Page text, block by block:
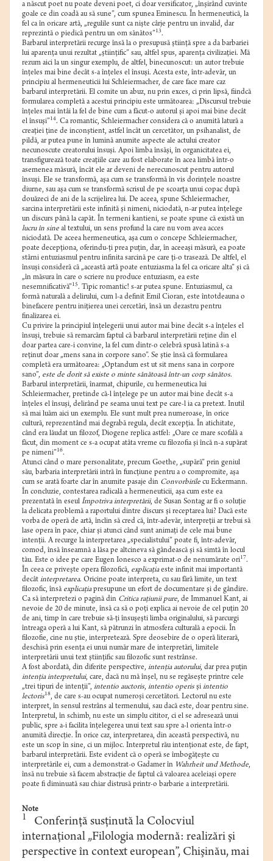
a născut poet nu poate deveni poet, ci doar versificator, „înşirând cuvinte
goale ce din coadă au să sune”, cum spunea Eminescu. În hermeneutică, la
fel ca în oricare artă, „regulile sunt ca nişte cârje pentru un invalid, dar
reprezintă o piedică pentru un om sănătos” 13.
Barbarul interpretării recurge însă la o presupusă ştiinţă spre a da barbariei
lui aparenţa unui rezultat „ştiinţific” sau, altfel spus, aparenţa civilizaţiei. Mă
rezum aici la un singur exemplu, de altfel, binecunoscut: un autor trebuie
înţeles mai bine decât s-a înţeles el însuşi. Acesta este, într-adevăr, un
principiu al hermeneuticii lui Schleiermacher, de care face mare caz
barbarul interpretării. El comite un abuz, nu prin exces, ci prin lipsă, fiindcă
formularea completă a acestui principiu este următoarea: „Discursul trebuie
înţeles mai întâi la fel de bine cum a făcut-o autorul şi apoi mai bine decât
el însuşi” 14. Ca romantic, Schleiermacher considera că o anumită latură a
creaţiei ţine de inconştient, astfel încât un cercetător, un psihanalist, de
pildă, ar putea pune în lumină anumite aspecte ale actului creator
necunoscute creatorului însuşi. Apoi limba însăşi, în organicitatea ei,
transfigurează toate creaţiile care au fost elaborate în acea limbă într-o
asemenea măsură, încât ele ar deveni de nerecunoscut pentru autorul
însuşi. Ele se transformă, aşa cum se transformă în vis dorinţele noastre
diurne, sau aşa cum se transformă scrisul de pe scoarţa unui copac după
douăzeci de ani de la scrijelirea lui. De aceea, spune Schleiermacher,
sarcina interpretării este infinită şi nimeni, niciodată, n-ar putea înţelege
un discurs până la capăt. În termeni kantieni, se poate spune că există un
lucru în sine al textului, un sens profund la care nu vom avea acces
niciodată. De aceea hermeneutica, aşa cum o concepe Schleiermacher,
poate decepţiona, oferindu-ţi prea puţin, dar, în aceeaşi măsură, ea poate
stârni entuziasmul pentru infinita sarcină pe care ţi-o trasează. De altfel, el
însuşi consideră că „această artă poate entuziasma la fel ca oricare alta” şi că
„în măsura în care o scriere nu produce entuziasm, ea este
nesemnificativă” 15. Tipic romantic! s-ar putea spune. Entuziasmul, ca
formă naturală a delirului, cum l-a definit Emil Cioran, este întotdeauna o
binefacere pentru iniţierea unei cercetări, însă un dezastru pentru
finalizarea ei.
Cu privire la principiul înţelegerii unui autor mai bine decât s-a înţeles el
însuşi, trebuie să remarcăm faptul că barbarul interpretării reţine din el
doar partea care-i convine, la fel cum dintr-o celebră spusă latină s-a
reţinut doar „mens sana in corpore sano”. Se ştie însă că formularea
completă era următoarea: „Optandum est ut sit mens sana in corpore
sano”, este de dorit să existe o minte sănătoasă într-un corp sănătos.
Barbarul interpretării, înarmat, chipurile, cu hermeneutica lui
Schleiermacher, pretinde că-l înţelege pe un autor mai bine decât s-a
înţeles el însuşi, delirând pe seama unui text pe care-l ia ca pretext. Inutil
să mai luăm aici un exemplu. Ele sunt mult prea numeroase, în orice
cultură, reprezentând mai degrabă regula, decât excepţia. În atichitate,
când era lăudat un filozof, Diogene replica astfel: „Oare ce mare scofală a
făcut, din moment ce s-a ocupat atâta vreme cu filozofia şi încă n-a supărat
pe nimeni” 16.
Atunci când o mare personalitate, precum Goethe, „supără” prin geniul
său, barbaria interpretării intră în funcţiune pentru a o compromite, aşa
cum se arată foarte clar în anumite pasaje din Convorbirile cu Eckermann.
În concluzie, contestarea radicală a hermeneuticii, aşa cum este ea
prezentată în eseul Împotriva interpretării, de Susan Sontag ar fi o soluţie
la delicata problemă a raportului dintre discurs şi receptarea lui? Dacă este
vorba de operă de artă, înclin să cred că, într-adevăr, interpreţii ar trebui să
lase opera în pace, chiar şi atunci când sunt animaţi de cele mai bune
intenţii. A recurge la interpretarea „specialistului” poate fi, într-adevăr,
comod, însă înseamnă a lăsa pe altcineva să gândească şi să simtă în locul
tău. Este o idee pe care Eugen Ionesco a exprimat-o de nenumărate ori17.
În ceea ce priveşte opera filozofică, explicaţiaeste infinit mai importantă
decât interpretarea. Oricine poate interpreta, cu sau fără limite, un text
filozofic, însă explicaţiapresupune un efort de documentare şi de gândire.
Ca să interpretezi o pagină din Critica raţiunii pure, de Immanuel Kant, ai
nevoie de 20 de minute, însă ca să o poţi explica ai nevoie de cel puţin 20
de ani, timp în care trebuie să-ţi însuşeşti limba originalului, să parcurgi
întreaga operă a lui Kant, să pătrunzi în atmosfera culturală a epocii. În
filozofie, cine nu ştie, interpretează. Spre deosebire de o operă literară,
deschisă prin esenţa ei unui număr mare de interpretări, limitele
interpretării unui text ştiinţific sau filozofic sunt restrânse.
A fost abordată, din diferite perspective, intenţia autorului, dar prea puţin
intenţia interpretului, care, dacă nu mă înşel, nu se regăseşte printre cele
„trei tipuri de intenţii”, intentio auctoris, intentio operis şi intentio
lectoris18, de care s-au ocupat numeroşi cercetători. Lectorul nu este
interpret, în sensul restrâns al termenului, sau dacă este, doar pentru sine.
Interpretul, în schimb, nu este un simplu cititor, ci el se adresează unui
public, spre a-i facilita înţelegerea unui text sau spre a-l orienta într-o
anumită direcţie. În orice caz, interpretarea, din această perspectivă, nu
este un scop în sine, ci un mijloc. Interpretul rău intenţionat este, de fapt,
barbarul interpretării. Este evident că o operă se îmbogăţeşte cu
interpretările ei, cum a demonstrat-o Gadamer în Wahrheit und Methode,
însă nu trebuie să facem abstracţie de faptul că valoarea aceleiaşi opere
poate fi diminuată sau chiar distrusă printr-o barbarie a interpretării.
Note
1
Conferinţă susţinută la Colocviul
internaţional „Filologia modernă: realizări şi
perspective în context european”, Chişinău, mai